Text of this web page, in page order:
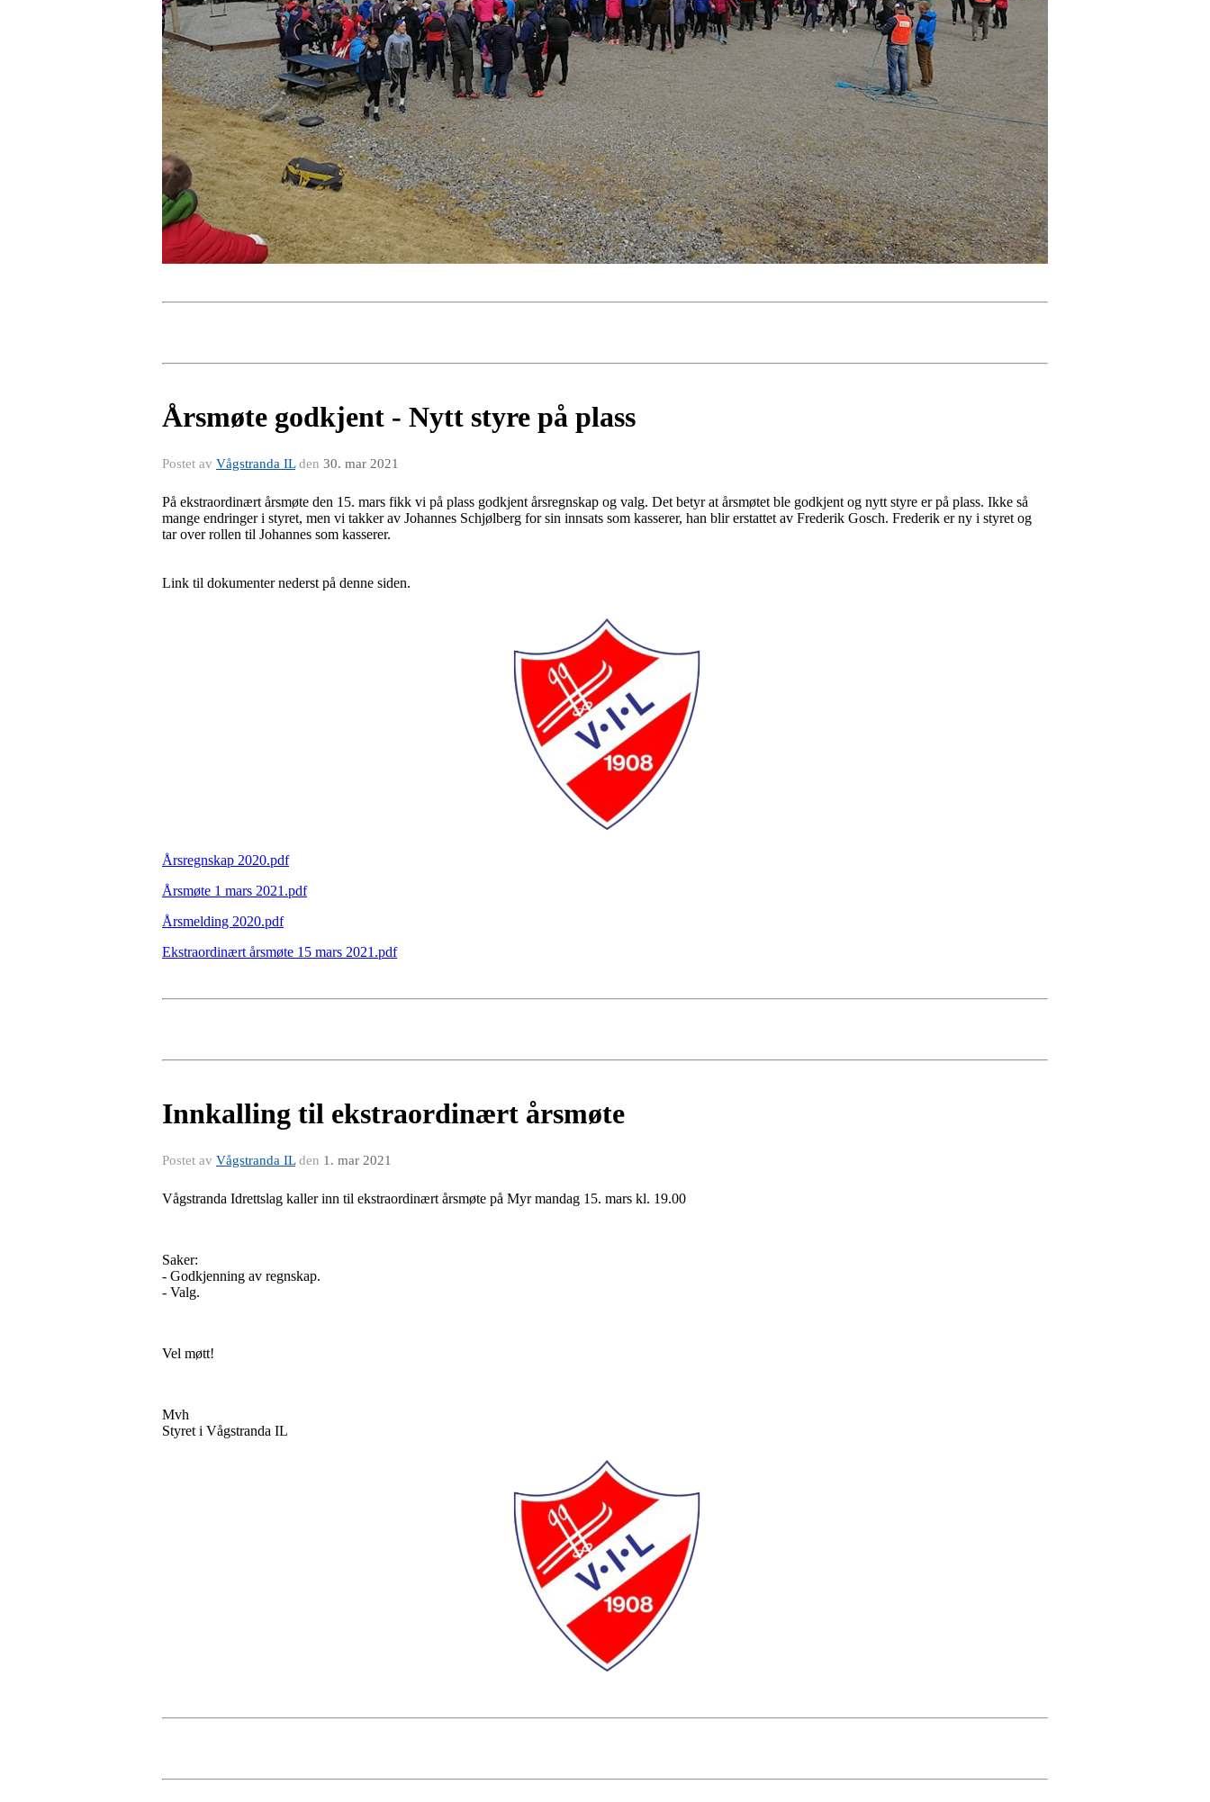
Årsmøte godkjent - Nytt styre på plass
Postet av Vågstranda ILden 30. mar 2021
På ekstraordinært årsmøte den 15. mars fikk vi på plass godkjent årsregnskap og valg. Det betyr at årsmøtet ble godkjent og nytt styre er på plass. Ikke så
mange endringer i styret, men vi takker av Johannes Schjølberg for sin innsats som kasserer, han blir erstattet av Frederik Gosch. Frederik er ny i styret og
tar over rollen til Johannes som kasserer.
Link til dokumenter nederst på denne siden.
Årsregnskap 2020.pdf
Årsmøte 1 mars 2021.pdf
Årsmelding 2020.pdf
Ekstraordinært årsmøte 15 mars 2021.pdf
Innkalling til ekstraordinært årsmøte
Postet av Vågstranda ILden 1. mar 2021
Vågstranda Idrettslag kaller inn til ekstraordinært årsmøte på Myr mandag 15. mars kl. 19.00
Saker:
- Godkjenning av regnskap.
- Valg.
Vel møtt!
Mvh
Styret i Vågstranda IL